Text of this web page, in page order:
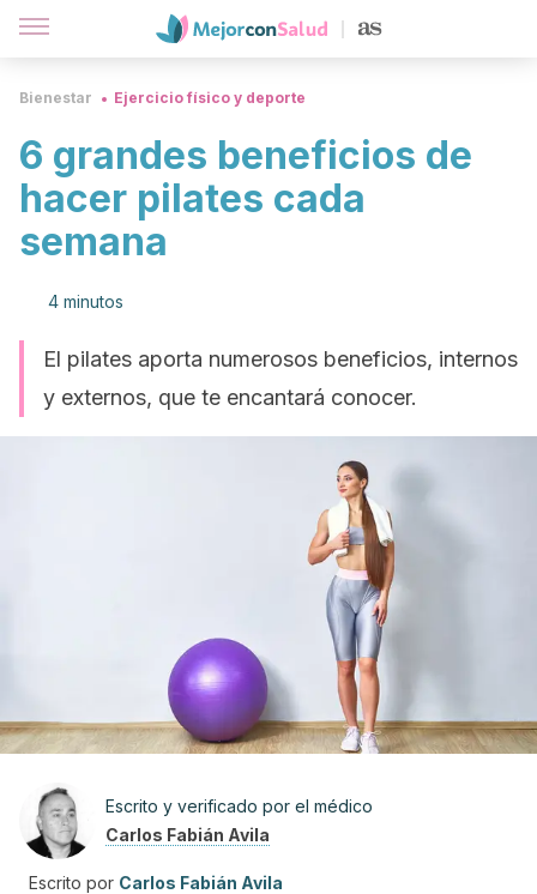
Bienestar Ejercicio físico y deporte
6 grandes beneficios de
hacer pilates cada
semana
4 minutos
El pilates aporta numerosos beneficios, internos
y externos, que te encantará conocer.
Escrito y verificado por el médico
Carlos Fabián Avila
Escrito por Carlos Fabián Avila